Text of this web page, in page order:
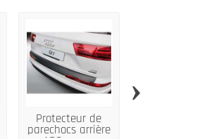
Protecteur de
parechocs arrière
›